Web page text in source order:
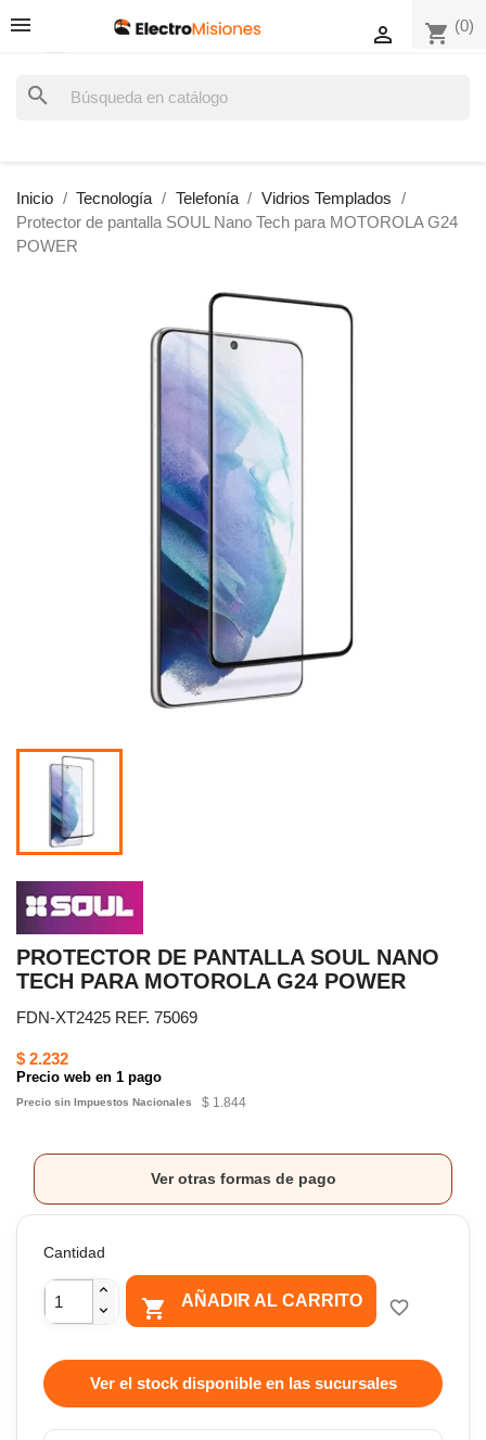
shopping_cart (0)

search
Inicio Tecnología Telefonía
Vidrios Templados
Protector de pantalla SOUL Nano Tech para MOTOROLA G24
POWER
PROTECTOR DE PANTALLA SOUL NANO
TECH PARA MOTOROLA G24 POWER
FDN-XT2425 REF. 75069
$ 2.232
Precio web en 1 pago
Precio sin Impuestos Nacionales $ 1.844
Ver otras formas de pago
Cantidad
 AÑADIR AL CARRITO favorite_border
Ver el stock disponible en las sucursales